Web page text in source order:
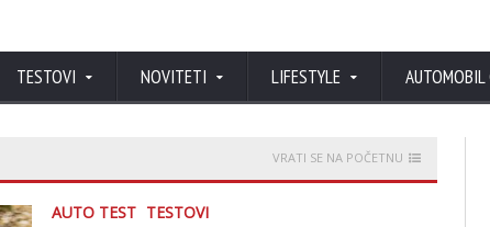
TESTOVI NOVITETI LIFESTYLE AUTOMOBIL
VRATI SE NA POČETNU
AUTO TEST TESTOVI